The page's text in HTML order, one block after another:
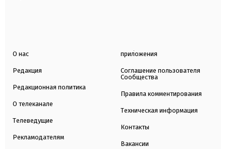
О нас
Редакция
Редакционная политика
О телеканале
Телеведущие
Рекламодателям
приложения
Соглашение пользователя
Сообщества
Правила комментирования
Техническая информация
Контакты
Вакансии